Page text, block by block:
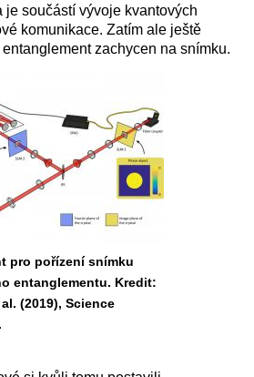
je součástí vývoje kvantových
komunikace. Zatím ale ještě
zachycen na snímku.
pro pořízení snímku
entanglementu. Kredit:
(2019), Science